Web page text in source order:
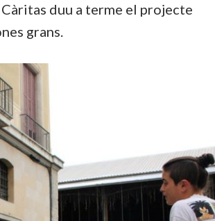
duu a terme el projecte
grans.